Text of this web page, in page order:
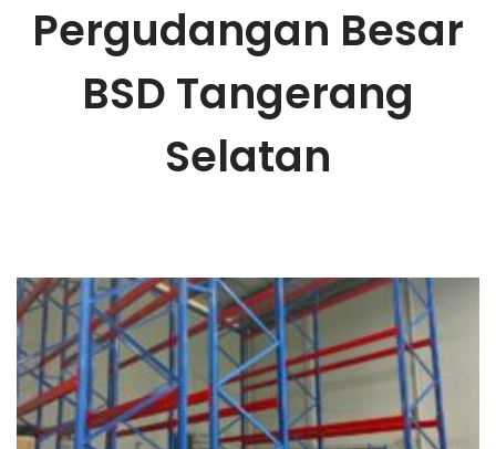
Pergudangan Besar
BSD Tangerang
Selatan